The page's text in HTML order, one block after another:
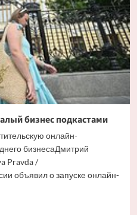
бизнес подкастами
онлайн-
бизнесаДмитрий
Pravda /
объявил о запуске онлайн-